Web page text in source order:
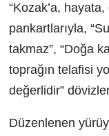
“Kozak’a,
pankartlarıyla,
takmaz”, “Doğa
toprağın telafisi
değerlidir”
Düzenlenen